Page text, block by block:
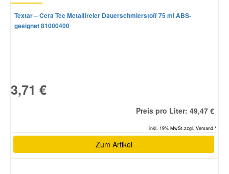
Textar – Cera Tec Metallfreier Dauerschmierstoff 75 ml ABS-
geeignet 81000400
3,71 €
Preis pro Liter: 49,47 €
inkl. 19% MwSt.zzgl. Versand *
Zum Artikel